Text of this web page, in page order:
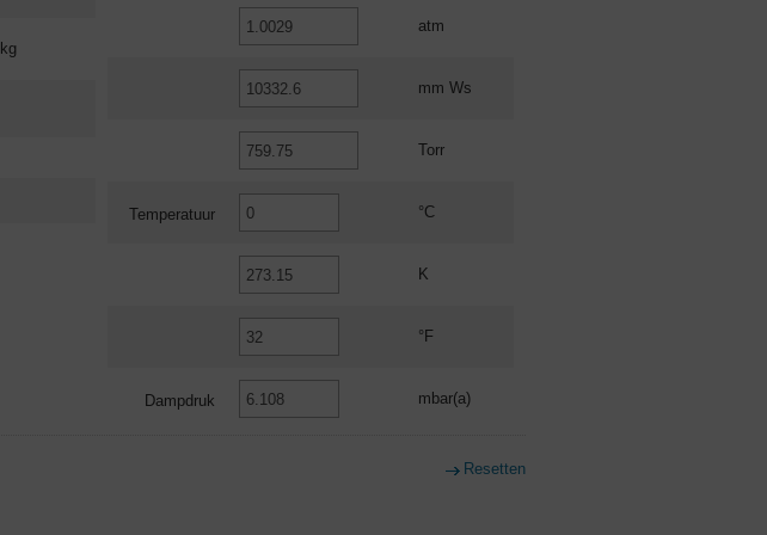
kg
atm
mm Ws
Torr
Temperatuur °C
K
°F
Dampdruk mbar(a)